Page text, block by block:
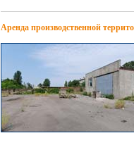
Аренда производственной